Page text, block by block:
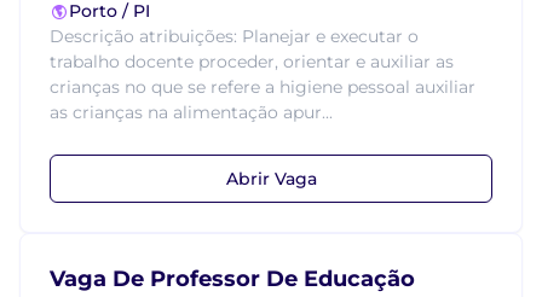
Porto / PI
Descrição atribuições: Planejar e executar o
trabalho docente proceder, orientar e auxiliar as
crianças no que se refere a higiene pessoal auxiliar
as crianças na alimentação apur...
Abrir Vaga
Vaga De Professor De Educação